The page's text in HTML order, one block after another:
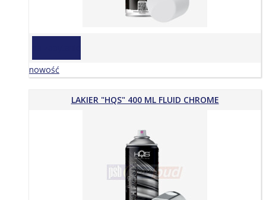
nowość
LAKIER "HQS" 400 ML FLUID CHROME